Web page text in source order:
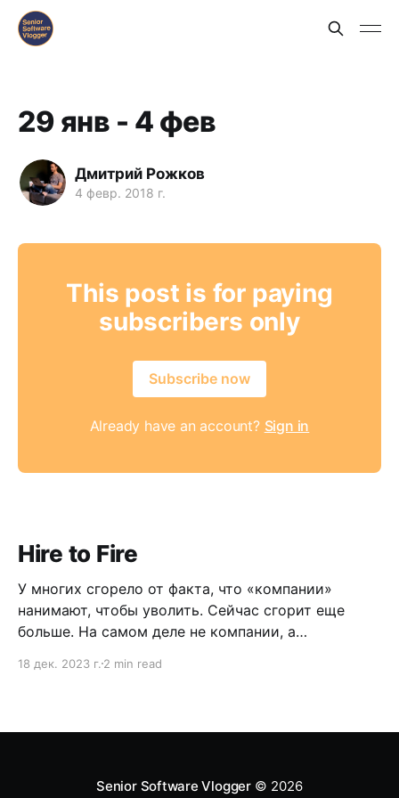
29 янв - 4 фев
Дмитрий Рожков
4 февр. 2018 г.
This post is for paying
subscribers only
Subscribe now
Already have an account? Sign in
Hire to Fire
У многих сгорело от факта, что «компании»
нанимают, чтобы уволить. Сейчас сгорит еще
больше. На самом деле не компании, а
18 дек. 2023 г. 2 min read
Senior Software Vlogger© 2026